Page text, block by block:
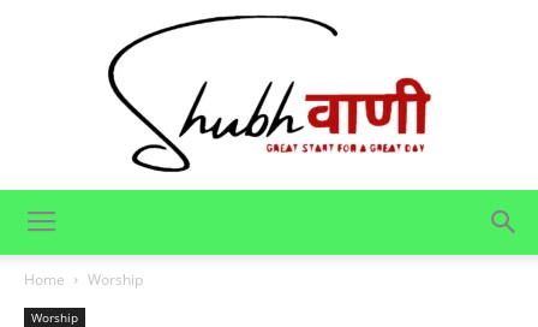
Home Worship
Worship